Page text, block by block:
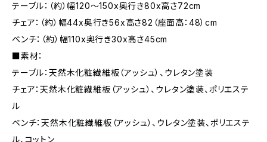
テーブル：（約）幅120〜150x奥行き80x高さ72cm
チェア：（約）幅44x奥行き56x高さ82（座面高：48）cm
ベンチ：（約）幅110x奥行き30x高さ45cm
■素材：
テーブル：天然木化粧繊維板（アッシュ）、ウレタン塗装
チェア：天然木化粧繊維板（アッシュ）、ウレタン塗装、ポリエステ
ル
ベンチ：天然木化粧繊維板（アッシュ）、ウレタン塗装、ポリエステ
ル、コットン